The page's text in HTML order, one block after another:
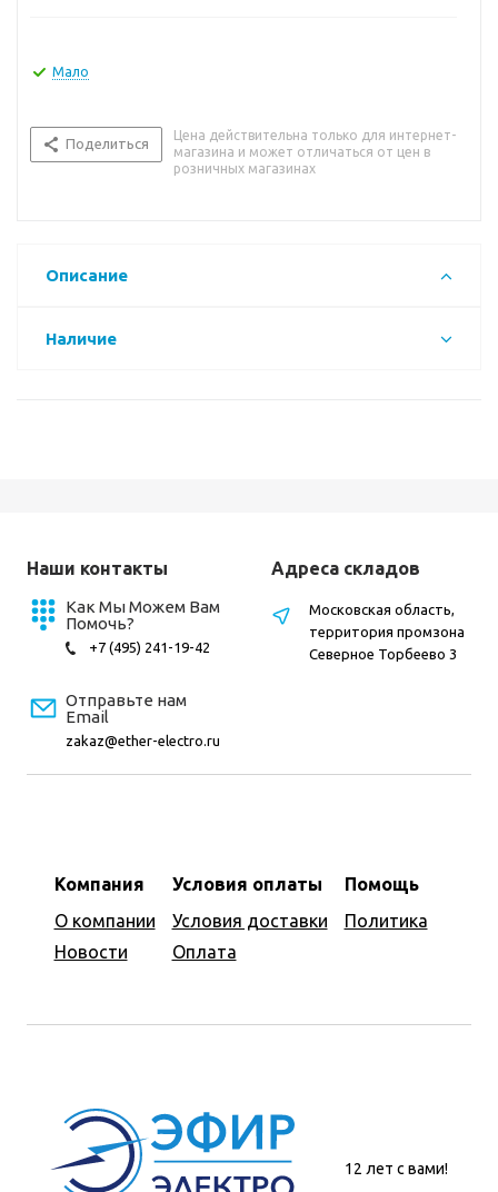
Мало
Поделиться
Цена действительна только для интернет-
магазина и может отличаться от цен в
розничных магазинах
Описание
Наличие
Наши контакты
Как Мы Можем Вам
Помочь?
+7 (495) 241-19-42
Отправьте нам
Email
zakaz@ether-electro.ru
Компания
О компании
Новости
Условия оплаты
Условия доставки
Оплата
Помощь
Политика
Адреса складов
Московская область,
территория промзона
Северное Торбеево 3
12 лет с вами!